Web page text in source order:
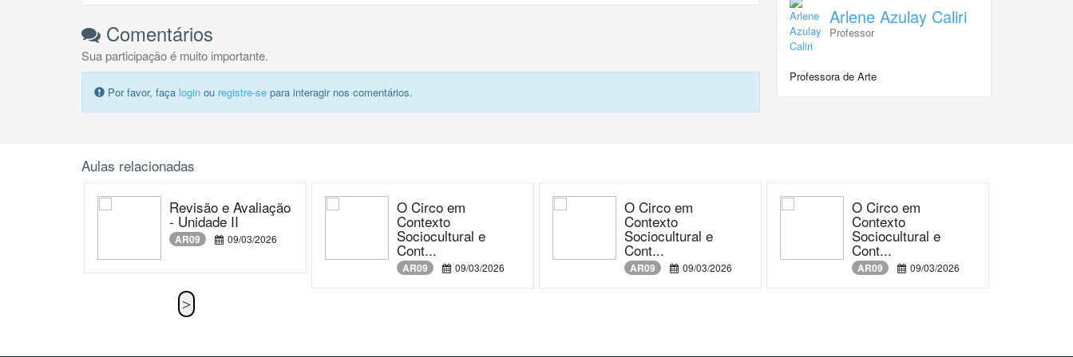
Comentários
Sua participação é muito importante.
Por favor, faça login ou registre-se para interagir nos comentários.
Arlene Azulay Caliri
Professor
Professora de Arte
Aulas relacionadas
Revisão e Avaliação
- Unidade II
AR09 09/03/2026
O Circo em
Contexto
Sociocultural e
Cont...
AR09 09/03/2026
O Circo em
Contexto
Sociocultural e
Cont...
AR09 09/03/2026
O Circo em
Contexto
Sociocultural e
Cont...
AR09 09/03/2026